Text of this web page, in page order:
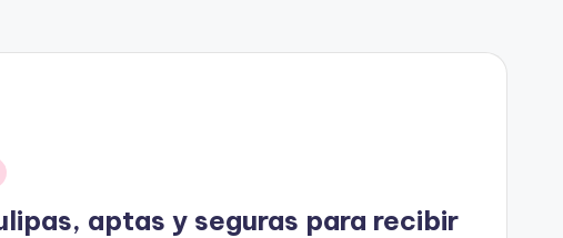
aptas y seguras para recibir